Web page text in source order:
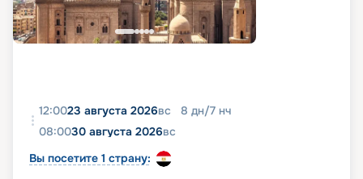
12:0023 августа 2026вс 8 дн/7 нч
08:0030 августа 2026вс
Вы посетите 1 страну: